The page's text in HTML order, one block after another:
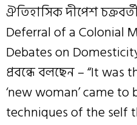
ঐতিহাসিক দীপেশ
Deferral of a Colonial
Debates on
প্রবন্ধে বলছেন – “It
‘new woman’ came
techniques of the self